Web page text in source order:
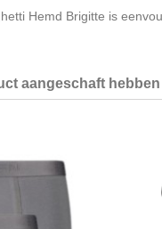
Hemd Brigitte is
aangeschaft